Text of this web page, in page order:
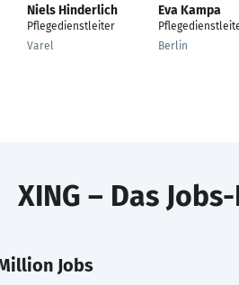
Niels Hinderlich
Pflegedienstleiter
Varel
Eva Kampa
Berlin
XING – Das
Jobs